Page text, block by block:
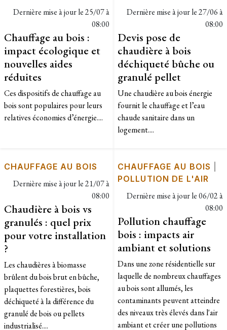
Dernière mise à jour le25/07 à
08:00
Chauffage au bois :
impact écologique et
nouvelles aides
réduites
Ces dispositifs de chauffage au
bois sont populaires pour leurs
relatives économies d’énergie....
Dernière mise à jour le27/06 à
08:00
Devis pose de
chaudière à bois
déchiqueté bûche ou
granulé pellet
Une chaudière au bois énergie
fournit le chauffage et l’eau
chaude sanitaire dans un
logement....
CHAUFFAGE AU BOIS
Dernière mise à jour le21/07 à
08:00
Chaudière à bois vs
granulés : quel prix
pour votre installation
?
Les chaudières à biomasse
brûlent du bois brut en bûche,
plaquettes forestières, bois
déchiqueté à la différence du
granulé de bois ou pellets
industrialisé....
CHAUFFAGE AU BOIS
POLLUTION DE L'AIR
Dernière mise à jour le06/02 à
08:00
Pollution chauffage
bois : impacts air
ambiant et solutions
Dans une zone résidentielle sur
laquelle de nombreux chauffages
au bois sont allumés, les
contaminants peuvent atteindre
des niveaux très élevés dans l'air
ambiant et créer une pollutions